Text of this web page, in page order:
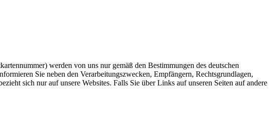
werden von uns nur gemäß den Bestimmungen des deutschen
Sie neben den Verarbeitungszwecken, Empfängern, Rechtsgrundlagen,
sich nur auf unsere Websites. Falls Sie über Links auf unseren Seiten auf andere